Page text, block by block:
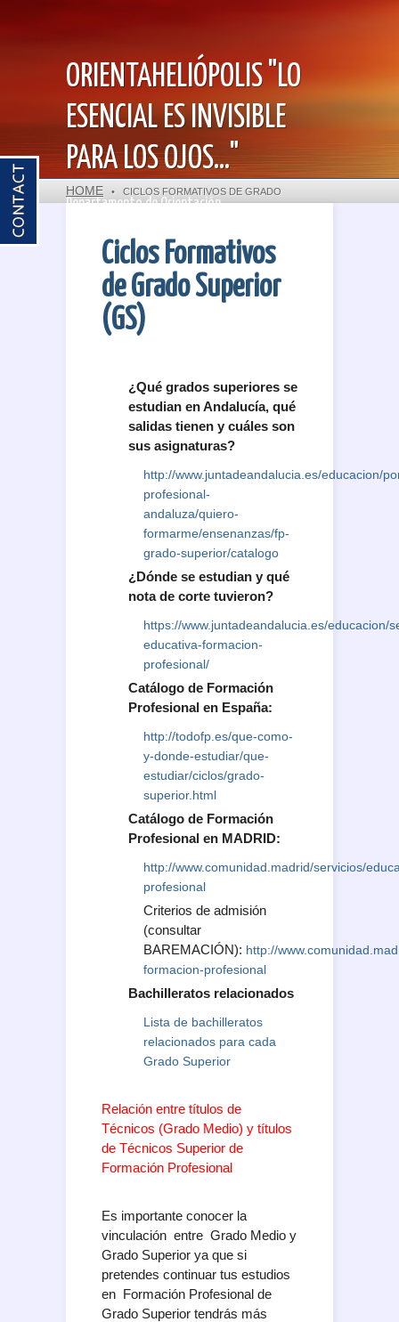
ORIENTAHELIÓPOLIS "LO
ESENCIAL ES INVISIBLE
PARA LOS OJOS..."
Departamento de Orientación
HOME • CICLOS FORMATIVOS DE GRADO
Ciclos Formativos
de Grado Superior
(GS)
¿Qué grados superiores se
estudian en Andalucía, qué
salidas tienen y cuáles son
sus asignaturas?
http://www.juntadeandalucia.es/educacion/
profesional-
andaluza/quiero-
formarme/ensenanzas/fp-
grado-superior/catalogo
¿Dónde se estudian y qué
nota de corte tuvieron?
https://www.juntadeandalucia.es/educacion/
educativa-formacion-
profesional/
Catálogo de Formación
Profesional en España:
http://todofp.es/que-como-
y-donde-estudiar/que-
estudiar/ciclos/grado-
superior.html
Catálogo de Formación
Profesional en MADRID:
http://www.comunidad.madrid/servicios/
profesional
Criterios de admisión
(consultar
BAREMACIÓN): http://
formacion-profesional
Bachilleratos relacionados
Lista de bachilleratos
relacionados para cada
Grado Superior
Relación entre títulos de
Técnicos (Grado Medio) y títulos
de Técnicos Superior de
Formación Profesional
Es importante conocer la
vinculación entre Grado Medio y
Grado Superior ya que si
pretendes continuar tus estudios
en Formación Profesional de
Grado Superior tendrás más